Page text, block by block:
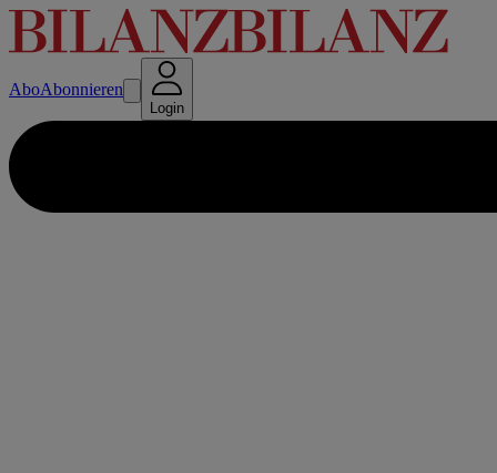
AboAbonnieren
Login